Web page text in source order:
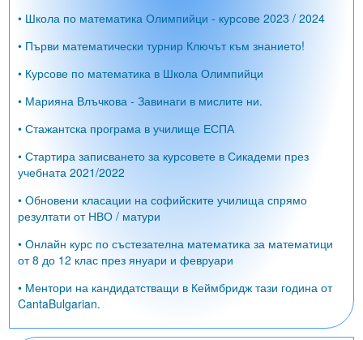
• Школа по математика Олимпийци - курсове 2023 / 2024
• Първи математически турнир Ключът към знанието!
• Курсове по математика в Школа Олимпийци
• Марияна Влъчкова - Завинаги в мислите ни.
• Стажантска програма в училище ЕСПА
• Стартира записването за курсовете в Сикадеми през
учебната 2021/2022
• Обновени класации на софийските училища спрямо
резултати от НВО / матури
• Онлайн курс по състезателна математика за математици
от 8 до 12 клас през януари и февруари
• Ментори на кандидатстващи в Кеймбридж тази година от
CantaBulgarian.